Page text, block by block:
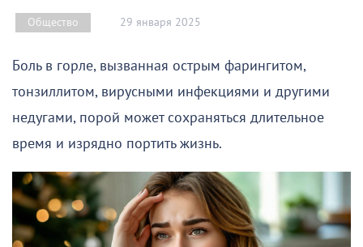
Общество 29 января 2025
Боль в горле, вызванная острым фарингитом,
тонзиллитом, вирусными инфекциями и другими
недугами, порой может сохраняться длительное
время и изрядно портить жизнь.